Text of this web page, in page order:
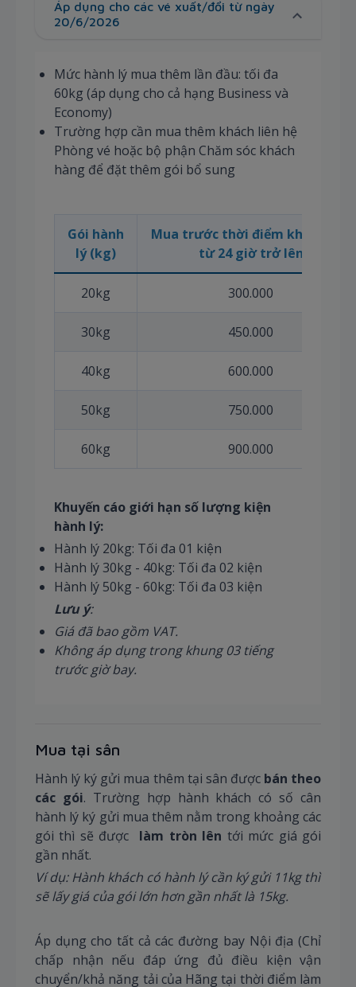
Áp dụng cho các vé xuất/đổi từ ngày
20/6/2026
Mức hành lý mua thêm lần đầu: tối đa
60kg (áp dụng cho cả hạng Business và
Economy)
Trường hợp cần mua thêm khách liên hệ
Phòng vé hoặc bộ phận Chăm sóc khách
hàng để đặt thêm gói bổ sung
Gói hành
lý (kg)
Mua trước thời điểm khởi hành
từ 24 giờ trở lên
20kg 300.000
30kg 450.000
40kg 600.000
50kg 750.000
60kg 900.000
Khuyến cáo giới hạn số lượng kiện
hành lý:
Hành lý 20kg: Tối đa 01 kiện
Hành lý 30kg - 40kg: Tối đa 02 kiện
Hành lý 50kg - 60kg: Tối đa 03 kiện
Lưu ý:
Giá đã bao gồm VAT.
Không áp dụng trong khung 03 tiếng
trước giờ bay.
Mua tại sân
Hành lý ký gửi mua thêm tại sân được bán theo
các gói. Trường hợp hành khách có số cân
hành lý ký gửi mua thêm nằm trong khoảng các
gói thì sẽ được làm tròn lên tới mức giá gói
gần nhất.
Ví dụ: Hành khách có hành lý cần ký gửi 11kg thì
sẽ lấy giá của gói lớn hơn gần nhất là 15kg.
Áp dụng cho tất cả các đường bay Nội địa (Chỉ
chấp nhận nếu đáp ứng đủ điều kiện vận
chuyển/khả năng tải của Hãng tại thời điểm làm